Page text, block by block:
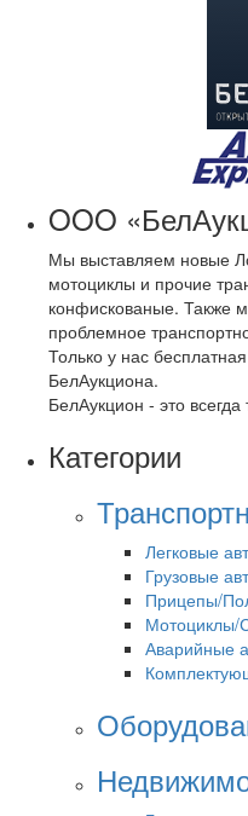
OOO
Мы выставляем новые
мотоциклы и прочие
конфискованые. Также
проблемное
Только у нас
БелАукциона.
БелАукцион - это
Категории
Легковые
Грузовые
Прицепы/
Мотоциклы/
Аварийные